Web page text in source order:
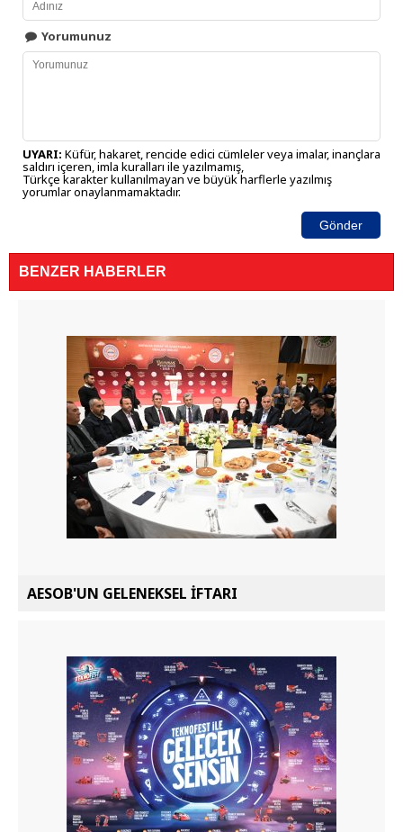
Yorumunuz
UYARI: Küfür, hakaret, rencide edici cümleler veya imalar, inançlara
saldırı içeren, imla kuralları ile yazılmamış,
Türkçe karakter kullanılmayan ve büyük harflerle yazılmış
yorumlar onaylanmamaktadır.
Gönder
BENZER HABERLER
AESOB'UN GELENEKSEL İFTARI